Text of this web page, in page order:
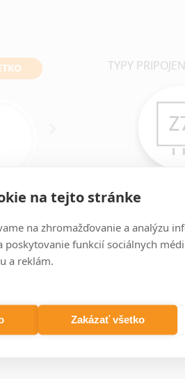
TYPY
na tejto stránke
na zhromažďovanie a analýzu
poskytovanie funkcií sociálnych
a reklám.
Zakázať všetko